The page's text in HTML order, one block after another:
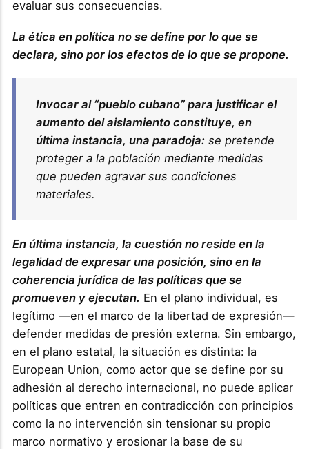
evaluar sus consecuencias.
La ética en política no se define por lo que se
declara, sino por los efectos de lo que se propone.
Invocar al “pueblo cubano” para justificar el
aumento del aislamiento constituye, en
última instancia, una paradoja: se pretende
proteger a la población mediante medidas
que pueden agravar sus condiciones
materiales.
En última instancia, la cuestión no reside en la
legalidad de expresar una posición, sino en la
coherencia jurídica de las políticas que se
promueven y ejecutan. En el plano individual, es
legítimo —en el marco de la libertad de expresión—
defender medidas de presión externa. Sin embargo,
en el plano estatal, la situación es distinta: la
European Union, como actor que se define por su
adhesión al derecho internacional, no puede aplicar
políticas que entren en contradicción con principios
como la no intervención sin tensionar su propio
marco normativo y erosionar la base de su